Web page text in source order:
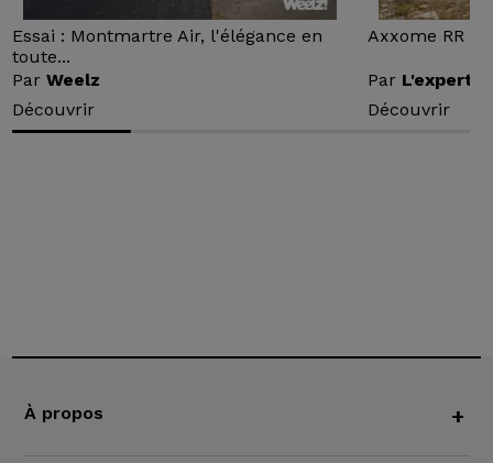
Essai : Montmartre Air, l'élégance en
toute...
ParWeelz
Découvrir
Axxome RR :
Par L'expert
Découvrir
À propos +